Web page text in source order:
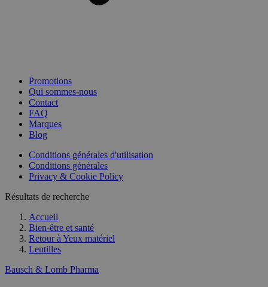
Promotions
Qui sommes-nous
Contact
FAQ
Marques
Blog
Conditions générales d'utilisation
Conditions générales
Privacy & Cookie Policy
Résultats de recherche
Accueil
Bien-être et santé
Retour à Yeux matériel
Lentilles
Bausch & Lomb Pharma